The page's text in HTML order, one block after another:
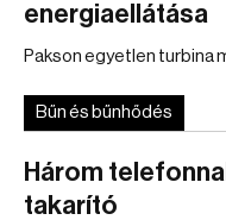
energiaellátása
Pakson egyetlen turbina
Bűn és bűnhődés
Három
takarító